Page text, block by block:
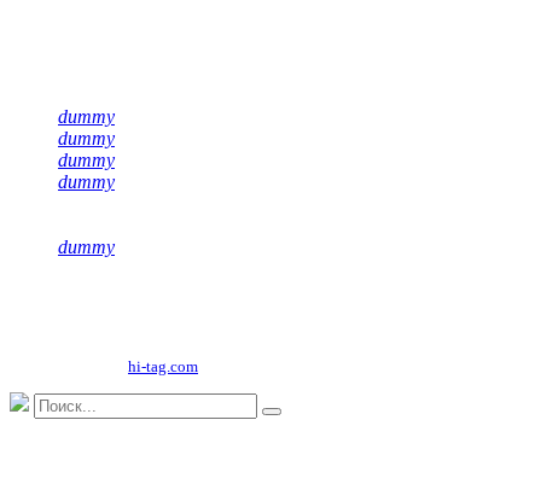
dummy
dummy
dummy
dummy
dummy
hi-tag.com